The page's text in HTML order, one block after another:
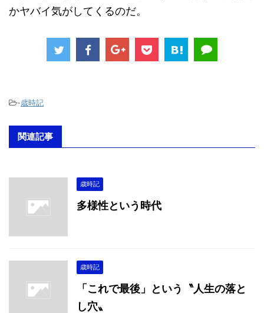
かヤバイ気がしてくるのだ。
-歳時記
関連記事
歳時記
多様性という時代
歳時記
「これで最後」という〝人生の落と
し穴〟